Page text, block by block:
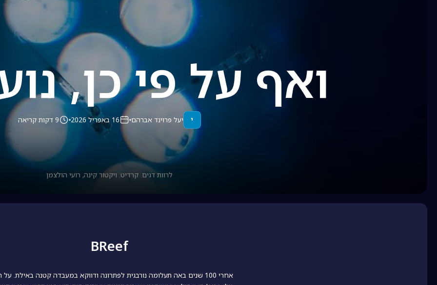
ואף על פי כן,
י יעל פרוינד אברהם 16 באפריל 2026 9 דקות קריאה
לרוות דגים. קרדיט: ויקטור קינה, רועי הולצמן
BReef
אחרי 100 שנים באה תעלומה נורבגית לפתרונה ודווקא במעבדה קטנה באילת.